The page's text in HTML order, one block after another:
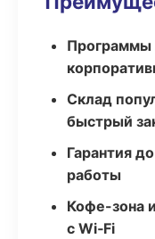
Программы
Склад
быстрый
Гарантия
работы
Кофе-зона
с Wi‑Fi